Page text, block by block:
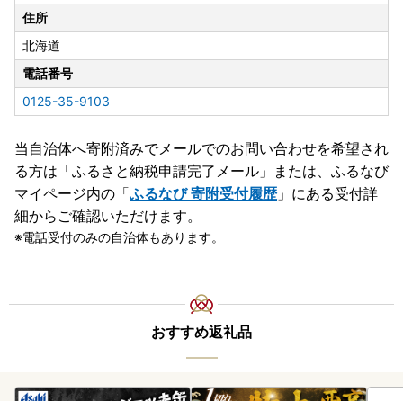
住所
北海道
電話番号
0125-35-9103
当自治体へ寄附済みでメールでのお問い合わせを希望され
る方は「ふるさと納税申請完了メール」 または、ふるなび
マイページ内の「ふるなび 寄附受付履歴」にある受付詳
細からご確認いただけます。
電話受付のみの自治体もあります。
おすすめ返礼品